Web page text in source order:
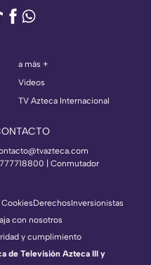
a más +
Videos
TV Azteca Internacional
| Conmutador
DerechosInversionistas
con nosotros
y cumplimiento
de Televisión Azteca III y